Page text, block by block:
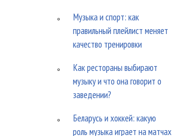
Музыка и спорт: как
правильный плейлист меняет
качество тренировки
Как рестораны выбирают
музыку и что она говорит о
заведении?
Беларусь и хоккей: какую
роль музыка играет на матчах